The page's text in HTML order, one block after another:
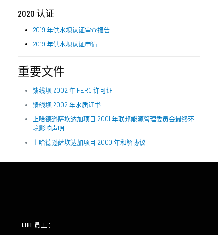
2020 认证
2019 年供水坝认证审查报告
2019 年供水坝认证申请
重要文件
馈线坝 2002 年 FERC 许可证
馈线坝 2002 年水质证书
上哈德逊萨坎达加项目 2001 年联邦能源管理委员会最终环
境影响声明
上哈德逊萨坎达加项目 2000 年和解协议
LIHI 员工：